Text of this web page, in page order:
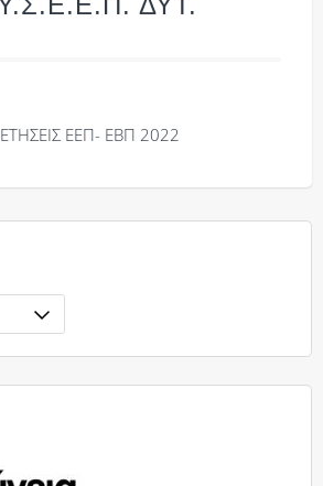
ΕΕΠ- ΕΒΠ 2022